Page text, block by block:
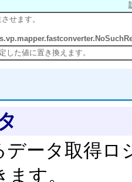
せます。
した値に置き換えます。
データ取得
す。